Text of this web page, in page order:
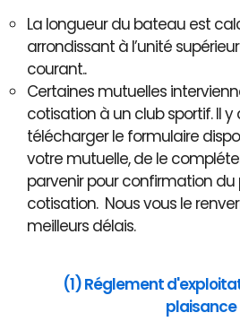
La longueur du bateau est
arrondissant à l’unité
courant..
Certaines mutuelles
cotisation à un club sportif. Il y
télécharger le formulaire
votre mutuelle, de le
parvenir pour confirmation
cotisation. Nous vous le
meilleurs délais.
(1) Réglement
plaisance